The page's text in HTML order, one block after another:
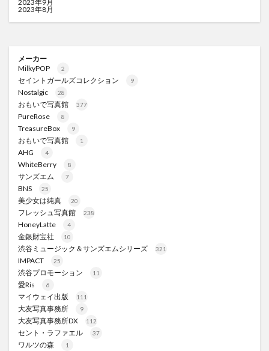
2023年9月
2023年8月
メーカー
MilkyPOP
2
セイントガールズコレクション 9
Nostalgic 28
おもいで写真館 377
PureRose 8
TreasureBox 9
おもいで写真館 1
AHG 4
WhiteBerry 8
サンズエム 7
BNS 25
美少女は純真 20
フレッシュ写真館 238
HoneyLatte 4
金銀財宝社 10
渋谷ミュージック＆サンズエムシリーズ 321
IMPACT 25
渋谷プロモーション 11
愛Ris 6
マイウェイ出版 111
大友写真事務所 9
大友写真事務所DX 112
セント・ラファエル 37
ワルツの森 1